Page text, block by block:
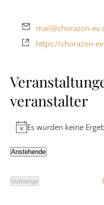
Email
mail@chorazon-
Webseite
https://chorazon-
veranstalter
Hinweis
Es wurden keine
Anstehende
Vorherige
Veranstaltungen